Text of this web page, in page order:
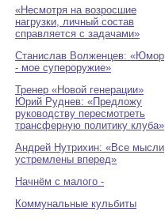
«Несмотря на возросшие
нагрузки, личный состав
справляется с задачами»
Станислав Волженцев: «Юмор
- мое супероружие»
Тренер «Новой генерации»
Юрий Руднев: «Предложу
руководству пересмотреть
трансферную политику клуба»
Андрей Нутрихин: «Все мысли
устремлены вперед»
Начнём с малого -
Коммунальные кульбиты